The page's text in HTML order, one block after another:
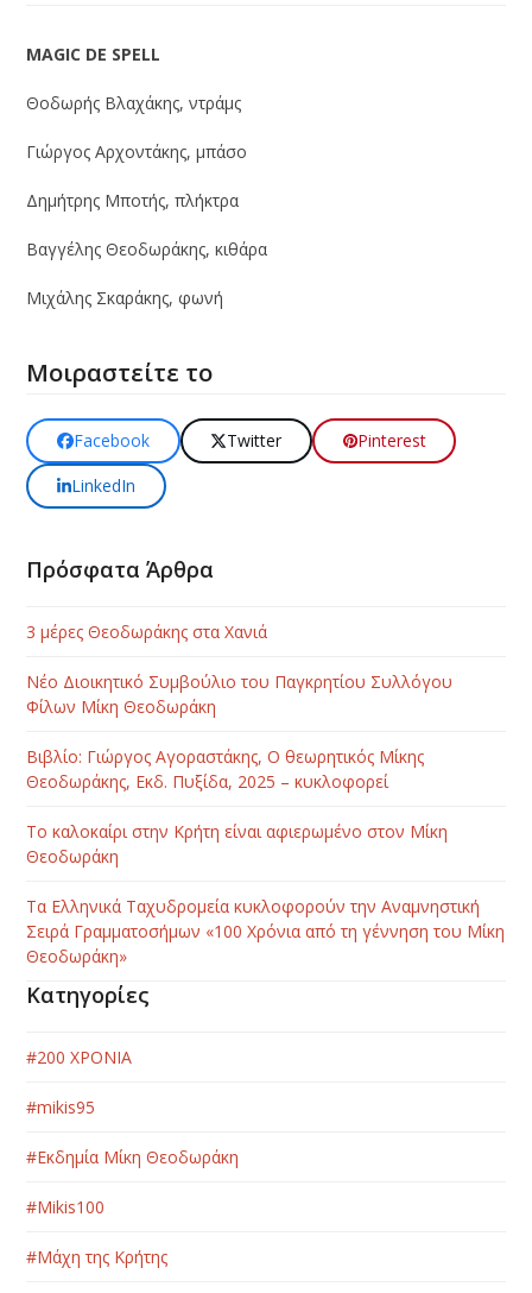
MAGIC DE SPELL
Θοδωρής Βλαχάκης, ντράμς
Γιώργος Αρχοντάκης, μπάσο
Δημήτρης Μποτής, πλήκτρα
Βαγγέλης Θεοδωράκης, κιθάρα
Μιχάλης Σκαράκης, φωνή
Μοιραστείτε το
Facebook Twitter
Pinterest
LinkedIn
Πρόσφατα Άρθρα
3 μέρες Θεοδωράκης στα Χανιά
Νέο Διοικητικό Συμβούλιο του Παγκρητίου Συλλόγου
Φίλων Μίκη Θεοδωράκη
Βιβλίο: Γιώργος Αγοραστάκης, Ο θεωρητικός Μίκης
Θεοδωράκης, Εκδ. Πυξίδα, 2025 – κυκλοφορεί
Το καλοκαίρι στην Κρήτη είναι αφιερωμένο στον Μίκη
Θεοδωράκη
Τα Ελληνικά Ταχυδρομεία κυκλοφορούν την Αναμνηστική
Σειρά Γραμματοσήμων «100 Χρόνια από τη γέννηση του Μίκη
Θεοδωράκη»
Κατηγορίες
#200 ΧΡΟΝΙΑ
#mikis95
#Εκδημία Μίκη Θεοδωράκη
#Μikis100
#Μάχη της Κρήτης